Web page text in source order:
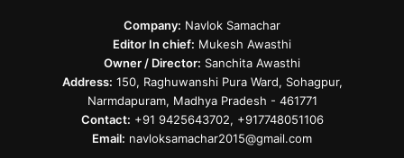
Company: Navlok Samachar
Editor In chief: Mukesh Awasthi
Owner / Director: Sanchita Awasthi
Address: 150, Raghuwanshi Pura Ward, Sohagpur,
Narmdapuram, Madhya Pradesh - 461771
Contact: +91 9425643702, +917748051106
Email: navloksamachar2015@gmail.com